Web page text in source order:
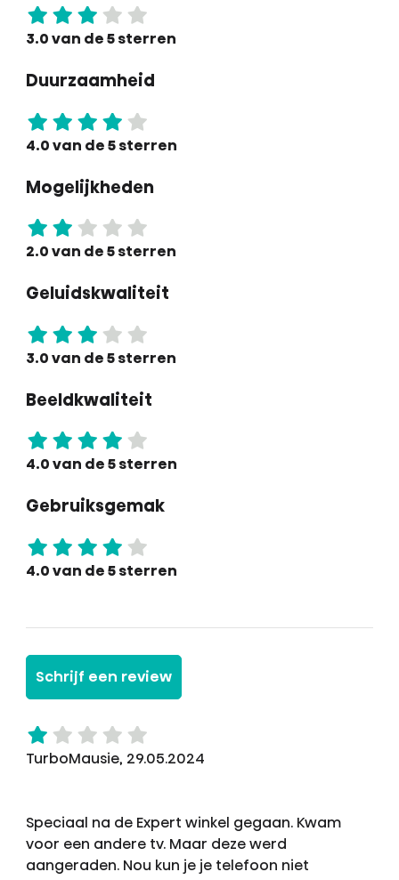
3.0 van de 5 sterren
Duurzaamheid
4.0 van de 5 sterren
Mogelijkheden
2.0 van de 5 sterren
Geluidskwaliteit
3.0 van de 5 sterren
Beeldkwaliteit
4.0 van de 5 sterren
Gebruiksgemak
4.0 van de 5 sterren
Schrijf een review
TurboMausie, 29.05.2024
Speciaal na de Expert winkel gegaan. Kwam
voor een andere tv. Maar deze werd
aangeraden. Nou kun je je telefoon niet